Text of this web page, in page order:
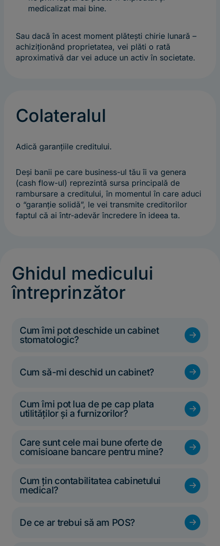
medicalizat mai bine.
Sau dacă în acest moment plătești chirie lunară –
achiziționând proprietatea, vei plăti o rată
aproximativă dar vei aduce un activ în societate.
Colateralul
Adică garanțiile creditului.
Deși banii pe care business-ul tău îi va genera
(cash flow-ul) reprezintă sursa principală de
rambursare a creditului, în momentul în care aduci
o “garanție solidă”, le vei transmite creditorilor
faptul că ai într-adevăr încredere în ideea ta.
Ghidul medicului
întreprinzător
Cum îmi pot deschide un cabinet
stomatologic?
f
Cum să-mi deschid un cabinet? f
Cum îmi pot lua de pe cap plata
utilităţilor şi a furnizorilor?
f
Care sunt cele mai bune oferte de
comisioane bancare pentru mine?
f
Cum țin contabilitatea cabinetului
medical?
f
De ce ar trebui să am POS? f